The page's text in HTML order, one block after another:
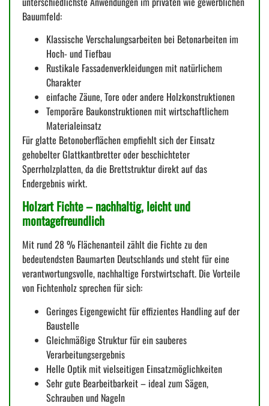
Bauumfeld:
Klassische Verschalungsarbeiten bei Betonarbeiten im
Hoch- und Tiefbau
Rustikale Fassadenverkleidungen mit natürlichem
Charakter
einfache Zäune, Tore oder andere Holzkonstruktionen
Temporäre Baukonstruktionen mit wirtschaftlichem
Materialeinsatz
Für glatte Betonoberflächen empfiehlt sich der Einsatz
gehobelter Glattkantbretter oder beschichteter
Sperrholzplatten, da die Brettstruktur direkt auf das
Endergebnis wirkt.
Holzart Fichte – nachhaltig, leicht und
montagefreundlich
Mit rund 28 % Flächenanteil zählt die Fichte zu den
bedeutendsten Baumarten Deutschlands und steht für eine
verantwortungsvolle, nachhaltige Forstwirtschaft. Die Vorteile
von Fichtenholz sprechen für sich:
Geringes Eigengewicht für effizientes Handling auf der
Baustelle
Gleichmäßige Struktur für ein sauberes
Verarbeitungsergebnis
Helle Optik mit vielseitigen Einsatzmöglichkeiten
Sehr gute Bearbeitbarkeit – ideal zum Sägen,
Schrauben und Nageln